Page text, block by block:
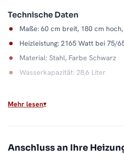
Technische Daten
Maße: 60 cm breit, 180 cm
Heizleistung: 2165 Watt bei 75/
Material: Stahl, Farbe Schwarz
Wasserkapazität: 28,6 Liter
Direkt an der Zentralheizung
Fläche. Alle Größen und
Mehr lesen
Anschluss an Ihre